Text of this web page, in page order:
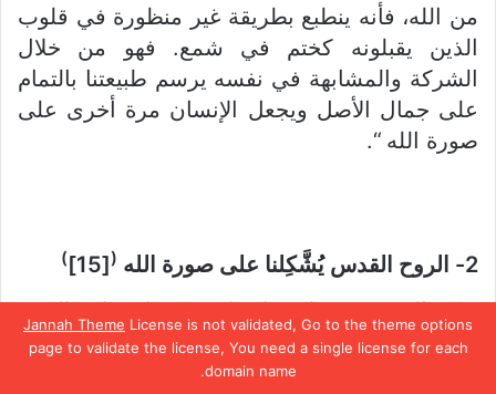
Jannah Theme License is not validated, Go to the theme options
page to validate the license, You need a single license for each
domain name.
من الله، فأنه ينطبع بطريقة غير منظورة في قلوب
الذين يقبلونه كختم في شمع. فهو من خلال
الشركة والمشابهة في نفسه يرسم طبيعتنا بالتمام
على جمال الأصل ويجعل الإنسان مرة أخرى على
صورة الله “.
2- الروح القدس يُشَّكِلنا على صورة الله (
[15]
)
يؤكد القديس كيرلس انه لا يمكن استعادة المجد
القديم للإنسان إلا عن طريق الشركة مع الله
والاتحاد به، ولن يستطيع أحد أن يقدم هذه الشركة